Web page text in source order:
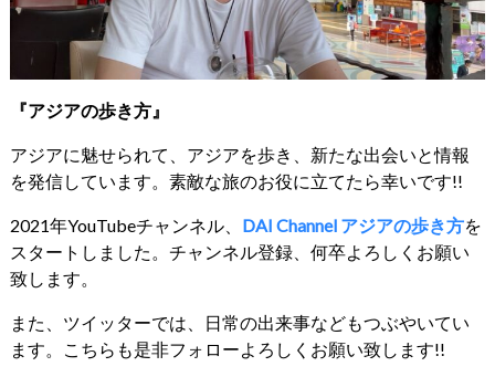
『アジアの歩き方』
アジアに魅せられて、アジアを歩き、新たな出会いと情報
を発信しています。素敵な旅のお役に立てたら幸いです!!
2021年YouTubeチャンネル、 DAI Channel アジアの歩き方を
スタートしました。チャンネル登録、何卒よろしくお願い
致します。
また、ツイッターでは、日常の出来事などもつぶやいてい
ます。こちらも是非フォローよろしくお願い致します!!